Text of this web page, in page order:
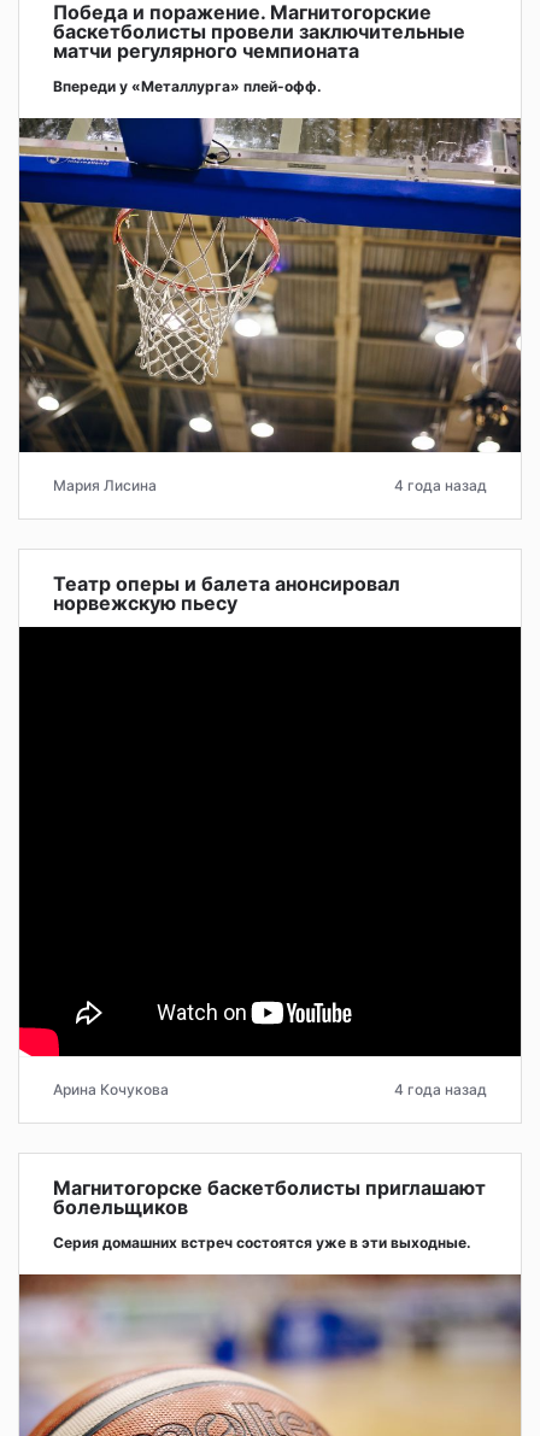
Победа и поражение. Магнитогорские
баскетболисты провели заключительные
матчи регулярного чемпионата
Впереди у «Металлурга» плей-офф.
Мария Лисина 4 года назад
Театр оперы и балета анонсировал
норвежскую пьесу
Арина Кочукова 4 года назад
Магнитогорске баскетболисты приглашают
болельщиков
Серия домашних встреч состоятся уже в эти выходные.